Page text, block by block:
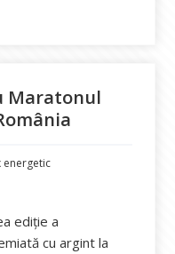
ediția a XI-a: Enel a
Maratonul
energetic
ediție a
cu argint la